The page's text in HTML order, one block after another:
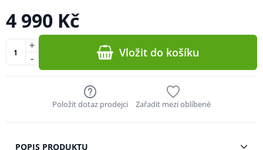
4 990 Kč
-
+ Vložit do košíku
Položit dotaz prodejci Zařadit mezi oblíbené
POPIS PRODUKTU